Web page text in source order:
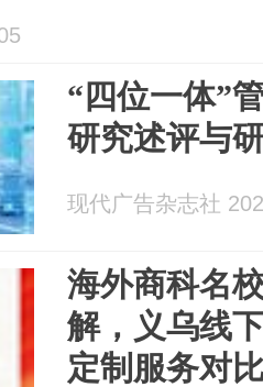
“四位一体”
研究述评与
现代广告杂志社
海外商科名
解，义乌线
定制服务对